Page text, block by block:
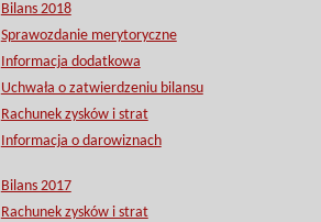
Bilans 2018
Sprawozdanie merytoryczne
Informacja dodatkowa
Uchwała o zatwierdzeniu bilansu
Rachunek zysków i strat
Informacja o darowiznach
Bilans 2017
Rachunek zysków i strat